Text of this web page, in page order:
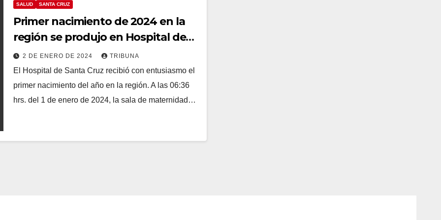
SALUD SANTA CRUZ
Primer nacimiento de 2024 en la
región se produjo en Hospital de
Santa Cruz
2 DE ENERO DE 2024 TRIBUNA
El Hospital de Santa Cruz recibió con entusiasmo el
primer nacimiento del año en la región. A las 06:36
hrs. del 1 de enero de 2024, la sala de maternidad…